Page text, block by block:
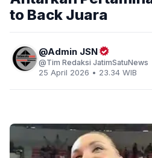
to Back Juara
Admin JSN
Tim Redaksi JatimSatuNews
25 April 2026 • 23.34 WIB